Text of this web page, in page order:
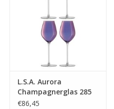
L.S.A. Aurora
Champagnerglas 285
ml 4er Set
€86,45